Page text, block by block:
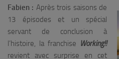
Fabien : Après trois saisons de
13 épisodes et un spécial
servant de conclusion à
l’histoire, la franchise Working!!
revient avec surprise en cet